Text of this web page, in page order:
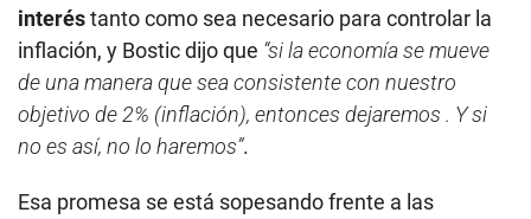
interéstanto como sea necesario para controlar la
inflación, y Bostic dijo que “si la economía se mueve
de una manera que sea consistente con nuestro
objetivo de 2% (inflación), entonces dejaremos . Y si
no es así, no lo haremos”.
Esa promesa se está sopesando frente a las